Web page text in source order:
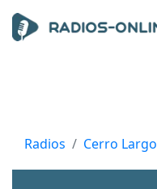
Radios Cerro Largo